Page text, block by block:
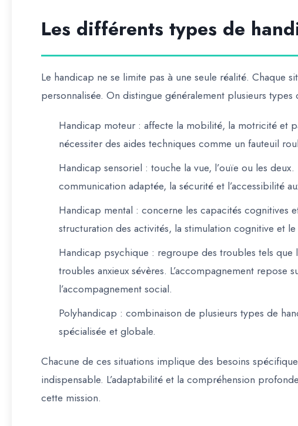
Les différents types de
Le handicap ne se limite pas à une seule réalité. Chaque
personnalisée. On distingue généralement plusieurs types
Handicap moteur : affecte la mobilité, la motricité et
nécessiter des aides techniques comme un fauteuil
Handicap sensoriel : touche la vue, l’ouïe ou les
communication adaptée, la sécurité et l’accessibilité
Handicap mental : concerne les capacités cognitives
structuration des activités, la stimulation cognitive et
Handicap psychique : regroupe des troubles tels que
troubles anxieux sévères. L’accompagnement
l’accompagnement social.
Polyhandicap : combinaison de plusieurs types de
spécialisée et globale.
Chacune de ces situations implique des besoins
indispensable. L’adaptabilité et la compréhension
cette mission.